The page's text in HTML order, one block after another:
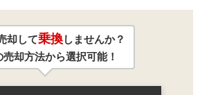
却して乗換しませんか？
売却方法から選択可能！